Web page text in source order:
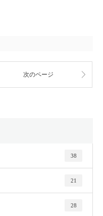
次のページ
38
21
28